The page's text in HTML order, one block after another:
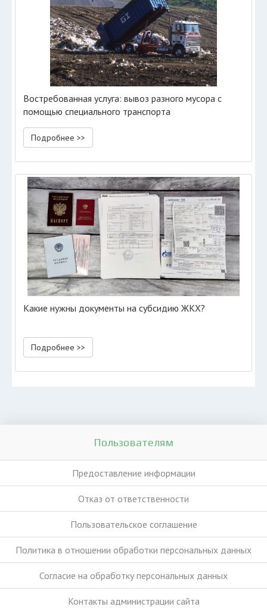
Востребованная услуга: вывоз разного мусора с
помощью специального транспорта
Подробнее >>
Какие нужны документы на субсидию ЖКХ?
Подробнее >>
Пользователям
Предоставление информации
Отказ от ответственности
Пользовательское соглашение
Политика в отношении обработки персональных данных
Согласие на обработку персональных данных
Контакты администрации сайта